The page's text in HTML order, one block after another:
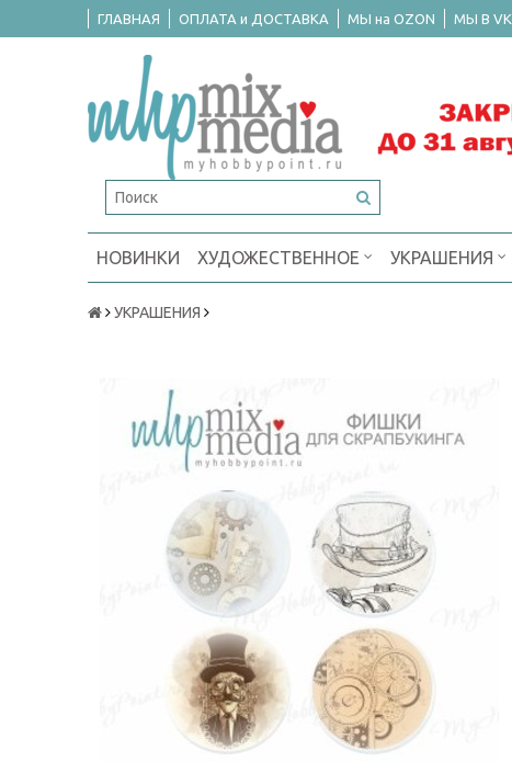
ГЛАВНАЯ ОПЛАТА и ДОСТАВКА МЫ на OZON МЫ В VK
НОВИНКИ ХУДОЖЕСТВЕННОЕ УКРАШЕНИЯ
УКРАШЕНИЯ